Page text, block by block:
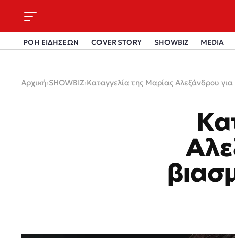
ΡΟΗ ΕΙΔΗΣΕΩΝ COVER STORY SHOWBIZ MEDIA
Αρχική›SHOWBIZ›Καταγγελία της Μαρίας Αλεξάνδρου